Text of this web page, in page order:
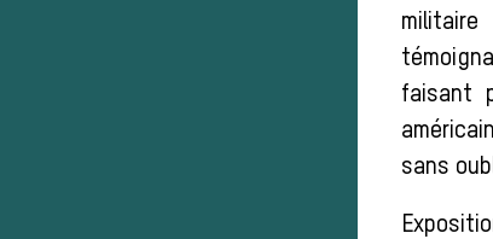
faisant
sans